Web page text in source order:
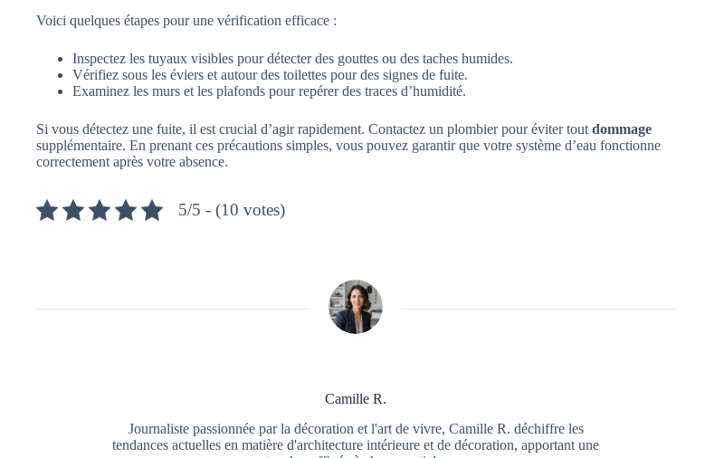
Voici quelques étapes pour une vérification efficace :
Inspectez les tuyaux visibles pour détecter des gouttes ou des taches humides.
Vérifiez sous les éviers et autour des toilettes pour des signes de fuite.
Examinez les murs et les plafonds pour repérer des traces d’humidité.
Si vous détectez une fuite, il est crucial d’agir rapidement. Contactez un plombier pour éviter tout dommage
supplémentaire. En prenant ces précautions simples, vous pouvez garantir que votre système d’eau fonctionne
correctement après votre absence.
5/5 - (10 votes)
Camille R.
Journaliste passionnée par la décoration et l'art de vivre, Camille R. déchiffre les
tendances actuelles en matière d'architecture intérieure et de décoration, apportant une